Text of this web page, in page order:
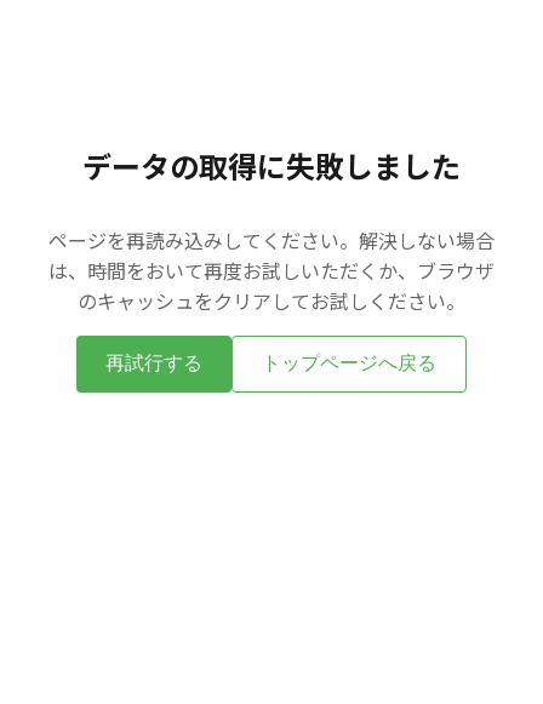
データの取得に失敗しました
ページを再読み込みしてください。解決しない場合
は、時間をおいて再度お試しいただくか、ブラウザ
のキャッシュをクリアしてお試しください。
再試行する トップページへ戻る